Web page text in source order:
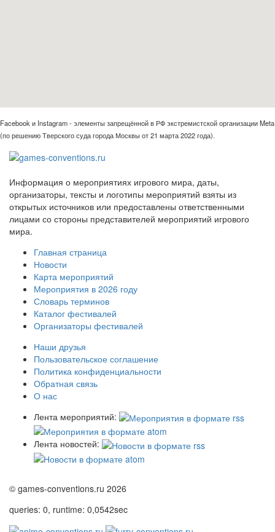
Facebook и Instagram - элементы запрещённой в РФ экстремистской организации Meta
(по решению Тверского суда города Москвы от 21 марта 2022 года).
Информация о мероприятиях игрового мира, даты,
организаторы, тексты и логотипы мероприятий взяты из
открытых источников или предоставлены ответственными
лицами со стороны представителей мероприятий игрового
мира.
Главная страница
Новости
Карта мероприятий
Мероприятия в 2026 году
Словарь терминов
Каталог фестивалей
Организаторы фестивалей
Наши друзья
Пользовательское соглашение
Политика конфиденциальности
Обратная связь
О нас
Лента мероприятий:
Лента новостей:
© games-conventions.ru 2026
queries: 0, runtime: 0,0542sec